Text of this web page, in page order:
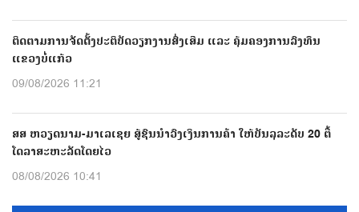
ຕິດຕາມການຈັດຕັ້ງປະຕິບັດວຽກງານສົ່ງເສີມ ແລະ ຄຸ້ມຄອງການລົງທຶນ
ແຂວງບໍ່ແກ້ວ
09/08/2026 11:21
ສສ ຫວຽດນາມ-ມາເລເຊຍ ສູ້ຊົນນຳວົງເງິນການຄ້າ ໃຫ້ບັນລຸລະດັບ 20 ຕື້
ໂດລາສະຫະລັດໂດຍໄວ
08/08/2026 10:41